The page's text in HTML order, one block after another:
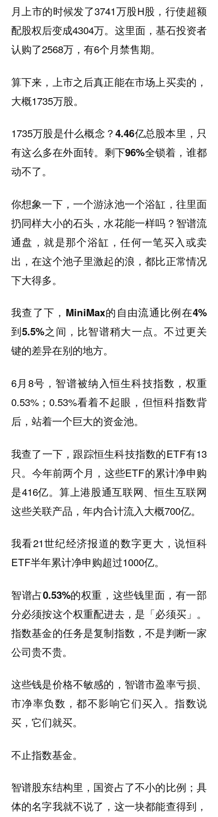
月上市的时候发了3741万股H股，行使超额
配股权后变成4304万。这里面，基石投资者
认购了2568万，有6个月禁售期。
算下来，上市之后真正能在市场上买卖的，
大概1735万股。
1735万股是什么概念？4.46亿总股本里，只
有这么多在外面转。剩下96%全锁着，谁都
动不了。
你想象一下，一个游泳池一个浴缸，往里面
扔同样大小的石头，水花能一样吗？智谱流
通盘，就是那个浴缸，任何一笔买入或卖
出，在这个池子里激起的浪，都比正常情况
下大得多。
我查了下，MiniMax的自由流通比例在4%
到5.5%之间，比智谱稍大一点。不过更关
键的差异在别的地方。
6月8号，智谱被纳入恒生科技指数，权重
0.53%；0.53%看着不起眼，但恒科指数背
后，站着一个巨大的资金池。
我查了一下，跟踪恒生科技指数的ETF有13
只。今年前两个月，这些ETF的累计净申购
是416亿。算上港股通互联网、恒生互联网
这些关联产品，年内合计流入大概700亿。
我看21世纪经济报道的数字更大，说恒科
ETF半年累计净申购超过1000亿。
智谱占0.53%的权重，这些钱里面，有一部
分必须按这个权重配进去，是「必须买」。
指数基金的任务是复制指数，不是判断一家
公司贵不贵。
这些钱是价格不敏感的，智谱市盈率亏损、
市净率负数，都不影响它们买入。指数说
买，它们就买。
不止指数基金。
智谱股东结构里，国资占了不小的比例；具
体的名字我就不说了，这一块都能查得到，